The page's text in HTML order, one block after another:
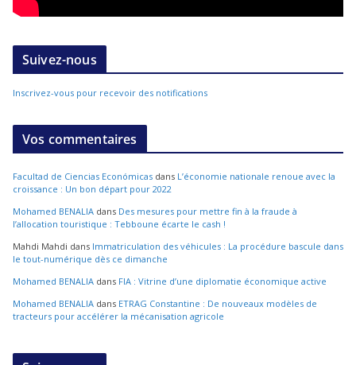
Suivez-nous
Inscrivez-vous pour recevoir des notifications
Vos commentaires
Facultad de Ciencias Económicas dans L’économie nationale renoue avec la
croissance : Un bon départ pour 2022
Mohamed BENALIA dans Des mesures pour mettre fin à la fraude à
l’allocation touristique : Tebboune écarte le cash !
Mahdi Mahdi dans Immatriculation des véhicules : La procédure bascule dans
le tout-numérique dès ce dimanche
Mohamed BENALIA dans FIA : Vitrine d’une diplomatie économique active
Mohamed BENALIA dans ETRAG Constantine : De nouveaux modèles de
tracteurs pour accélérer la mécanisation agricole